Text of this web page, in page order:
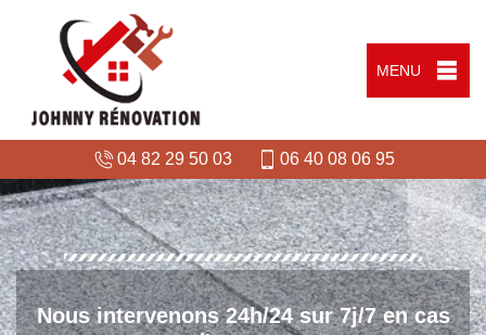
MENU
04 82 29 50 03 06 40 08 06 95
Nous intervenons 24h/24 sur 7j/7 en cas